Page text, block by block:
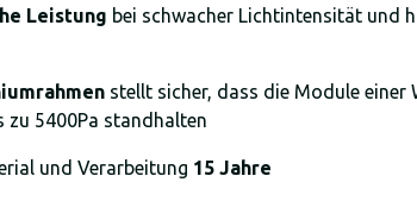
Leistung bei schwacher Lichtintensität und
stellt sicher, dass die Module einer
zu 5400Pa standhalten
und Verarbeitung 15 Jahre